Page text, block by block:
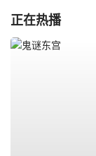
正在热播